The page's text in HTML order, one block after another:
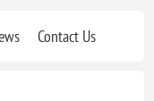
Contact Us